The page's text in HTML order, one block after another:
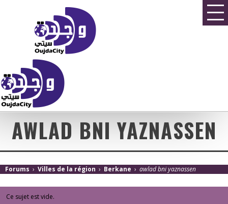
AWLAD BNI YAZNASSEN
Forums › Villes de la région › Berkane › awlad bni yaznassen
Ce sujet est vide.